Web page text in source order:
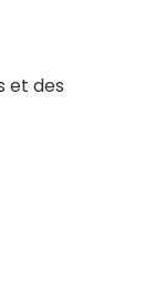
et des